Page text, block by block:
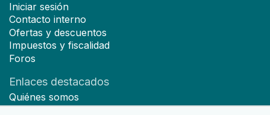
Iniciar sesión
Contacto interno
Ofertas y descuentos
Impuestos y fiscalidad
Foros
Enlaces destacados
Quiénes somos
Hazte socio